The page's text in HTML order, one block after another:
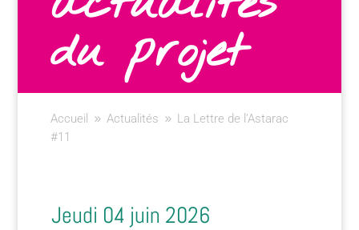
du projet
Accueil 9 Actualités 9 La Lettre de l’Astarac
#11
Jeudi 04 juin 2026